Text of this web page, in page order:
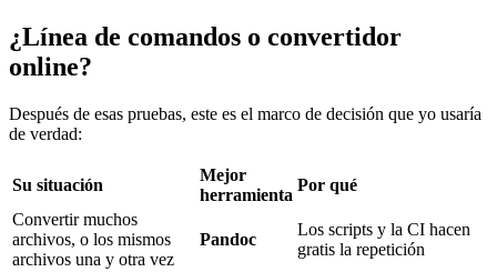
¿Línea de comandos o convertidor
online?
Después de esas pruebas, este es el marco de decisión que yo usaría
de verdad:
Su situación
Mejor
herramienta
Por qué
Convertir muchos
archivos, o los mismos
archivos una y otra vez
Pandoc
Los scripts y la CI hacen
gratis la repetición